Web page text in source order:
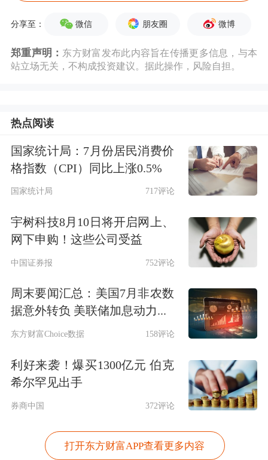
展会、潮玩节升级，再到海外拓展多个
回溯过往的PTS展会，公司的招股书及
财报显示，2019年北京国际潮玩展共吸
引来自14个国家及地区的超过270名艺
术家参与，超过200个潮流玩具品牌参
展。2020年的上海国际潮流玩具展吸引
的设计师数量增加到500名，参展的潮
流玩具品牌超过300个。上述两届展会
参观人次均超过10万。
在经过几届线上展后，2023年PTS潮玩
节。2024年4月的北京国际潮玩节将举
办地点选择泡泡玛特城市乐园，采用嘉
内容，消费者在购买商品之外还可
分享至： 微信 朋友圈 微博
郑重声明： 东方财富发布此内容旨在传播更多信息，与本
站立场无关，不构成投资建议。据此操作，风险自担。
热点阅读
国家统计局：7月份居民消费价
格指数（CPI）同比上涨0.5%
国家统计局 717评论
宇树科技8月10日将开启网上、
网下申购！这些公司受益
中国证券报 752评论
周末要闻汇总：美国7月非农数
据意外转负 美联储加息动力...
东方财富Choice数据 158评论
利好来袭！爆买1300亿元 伯克
希尔罕见出手
券商中国 372评论
打开东方财富APP查看更多内容